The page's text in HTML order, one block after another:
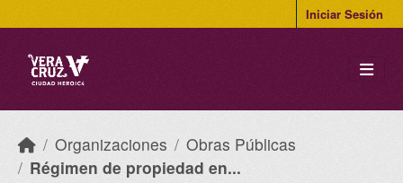
Iniciar Sesión
Organizaciones
Obras Públicas
Régimen de propiedad en...